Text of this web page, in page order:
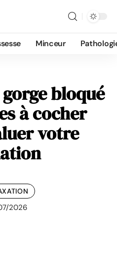
Minceur
bloqué
à cocher
votre
2026